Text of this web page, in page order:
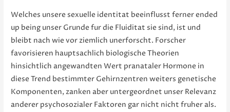
Welches unsere sexuelle identitat beeinflusst ferner ended
up being unser Grunde fur die Fluiditat sie sind, ist und
bleibt nach wie vor ziemlich unerforscht. Forscher
favorisieren hauptsachlich biologische Theorien
hinsichtlich angewandten Wert pranataler Hormone in
diese Trend bestimmter Gehirnzentren weiters genetische
Komponenten, zanken aber untergeordnet unser Relevanz
anderer psychosozialer Faktoren gar nicht nicht fruher als.